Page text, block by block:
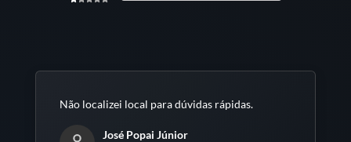
Não localizei local para dúvidas rápidas.
José Popai Júnior